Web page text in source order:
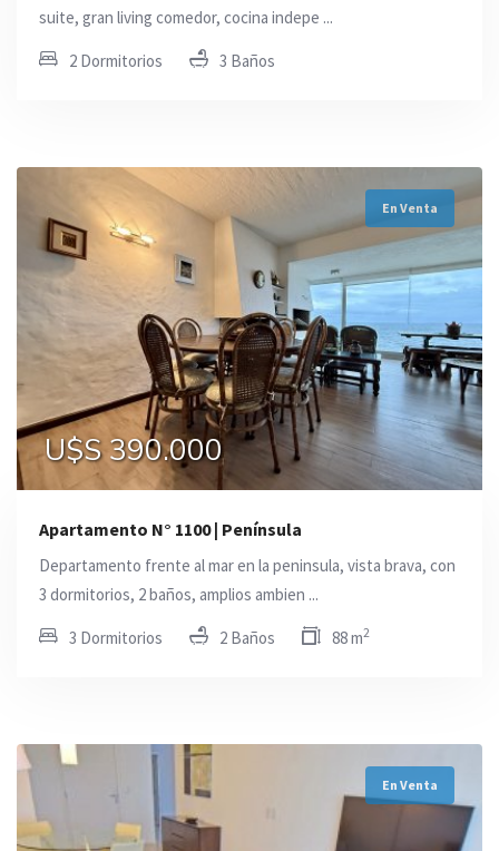
suite, gran living comedor, cocina indepe ...
2 Dormitorios 3 Baños
En Venta
U$S 390.000
Apartamento N° 1100 | Península
Departamento frente al mar en la peninsula, vista brava, con
3 dormitorios, 2 baños, amplios ambien ...
3 Dormitorios 2 Baños 88 m2
En Venta